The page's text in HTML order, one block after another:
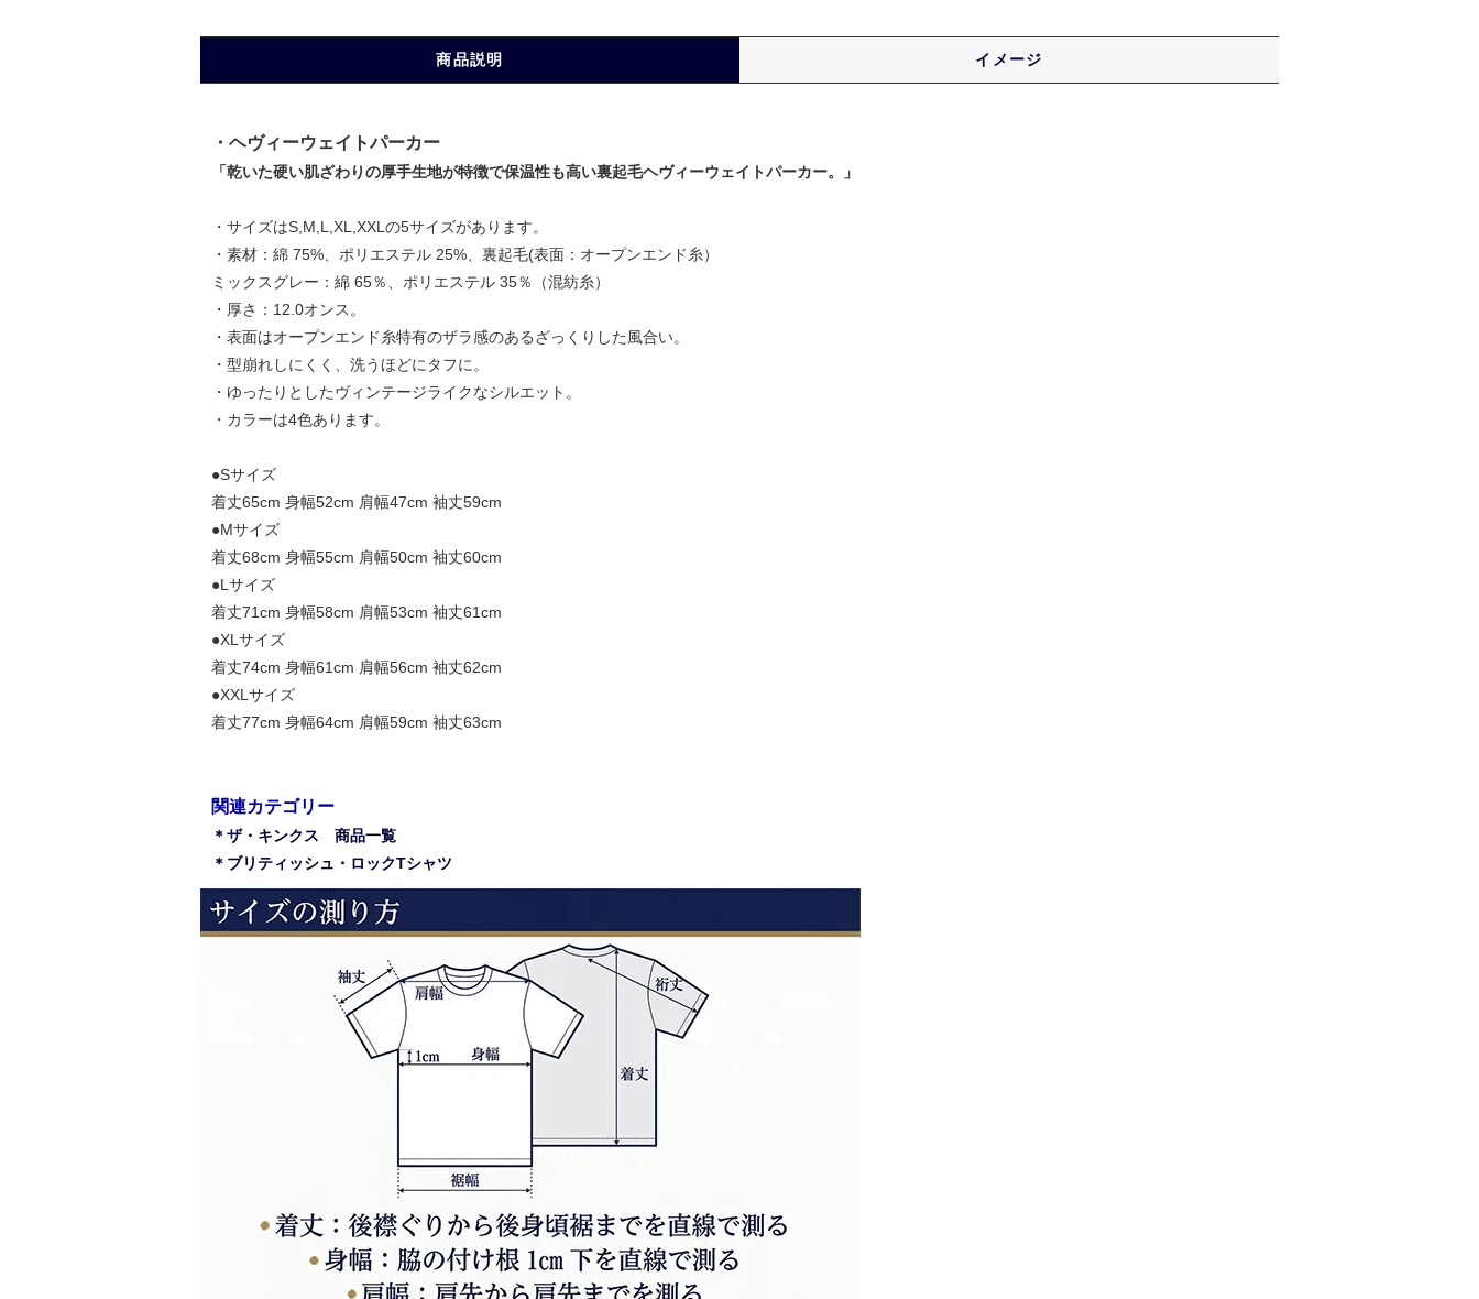
商品説明 イメージ
・ヘヴィーウェイトパーカー
「乾いた硬い肌ざわりの厚手生地が特徴で保温性も高い裏起毛ヘヴィーウェイトパーカー。」
・サイズはS,M,L,XL,XXLの5サイズがあります。
・素材：綿 75%、ポリエステル 25%、裏起毛(表面：オープンエンド糸）
ミックスグレー：綿 65％、ポリエステル 35％（混紡糸）
・厚さ：12.0オンス。
・表面はオープンエンド糸特有のザラ感のあるざっくりした風合い。
・型崩れしにくく、洗うほどにタフに。
・ゆったりとしたヴィンテージライクなシルエット。
・カラーは4色あります。
●Sサイズ
着丈65cm 身幅52cm 肩幅47cm 袖丈59cm
●Mサイズ
着丈68cm 身幅55cm 肩幅50cm 袖丈60cm
●Lサイズ
着丈71cm 身幅58cm 肩幅53cm 袖丈61cm
●XLサイズ
着丈74cm 身幅61cm 肩幅56cm 袖丈62cm
●XXLサイズ
着丈77cm 身幅64cm 肩幅59cm 袖丈63cm
関連カテゴリー
＊ザ・キンクス 商品一覧
＊ブリティッシュ・ロックTシャツ